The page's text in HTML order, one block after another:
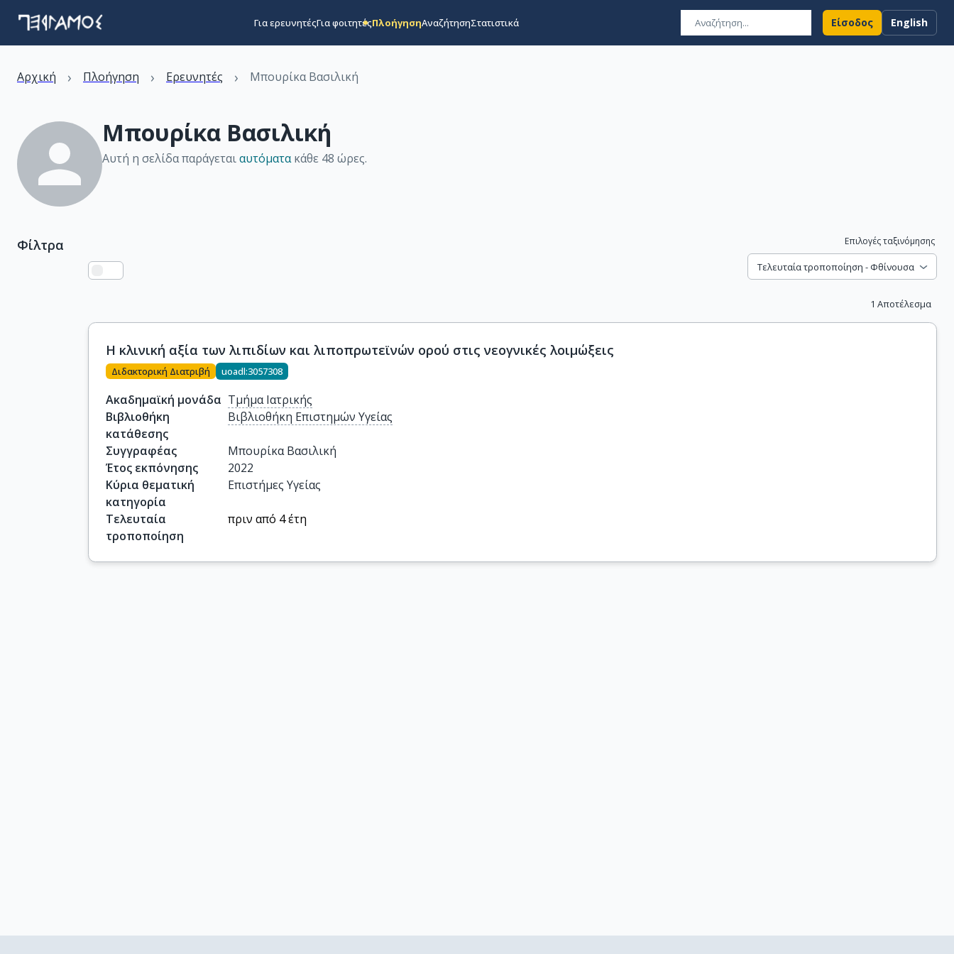
Για ερευνητέςΓια φοιτητέςΠλοήγησηΑναζήτησηΣτατιστικά Είσοδος English
Αρχική › Πλοήγηση › Ερευνητές › Μπουρίκα Βασιλική
Μπουρίκα Βασιλική
Αυτή η σελίδα παράγεταιαυτόματακάθε 48 ώρες.
Φίλτρα Επιλογές ταξινόμησης
Τελευταία τροποποίηση - Φθίνουσα
1 Αποτέλεσμα
Η κλινική αξία των λιπιδίων και λιποπρωτεϊνών ορού στις νεογνικές λοιμώξεις
Διδακτορική Διατριβή uoadl:3057308
Ακαδημαϊκή μονάδα Τμήμα Ιατρικής
Βιβλιοθήκη
κατάθεσης
Βιβλιοθήκη Επιστημών Υγείας
Συγγραφέας
Μπουρίκα Βασιλική
Έτος εκπόνησης
2022
Κύρια θεματική
κατηγορία
Επιστήμες Υγείας
Τελευταία
τροποποίηση
πριν από 4 έτη